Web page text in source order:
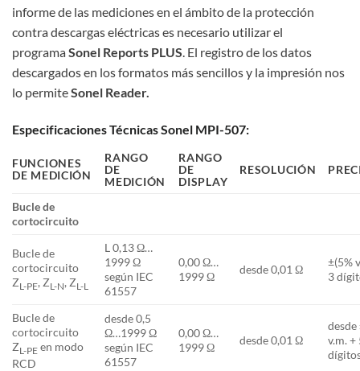
informe de las mediciones en el ámbito de la protección
contra descargas eléctricas es necesario utilizar el
programaSonel Reports PLUS. El registro de los datos
descargados en los formatos más sencillos y la impresión nos
lo permiteSonel Reader.
Especificaciones Técnicas Sonel MPI-507:
FUNCIONES
DE MEDICIÓN
RANGO
DE
MEDICIÓN
RANGO
DE
DISPLAY
RESOLUCIÓN
Bucle de
cortocircuito
Bucle de
cortocircuito
ZL-PE, ZL-N, ZL-L
L 0,13 Ω…
1999 Ω
según IEC
61557
0,00 Ω…
1999 Ω
desde 0,01 Ω
±(5%
3
Bucle de
cortocircuito
ZL-PE en modo
RCD
desde 0,5
Ω…1999 Ω
según IEC
61557
0,00 Ω…
1999 Ω
desde 0,01 Ω
desde
v.m. +